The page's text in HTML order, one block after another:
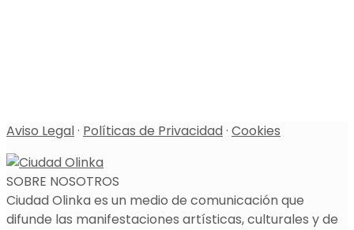
Aviso Legal· Políticas de Privacidad· Cookies
SOBRE NOSOTROS
Ciudad Olinka es un medio de comunicación que
difunde las manifestaciones artísticas, culturales y de